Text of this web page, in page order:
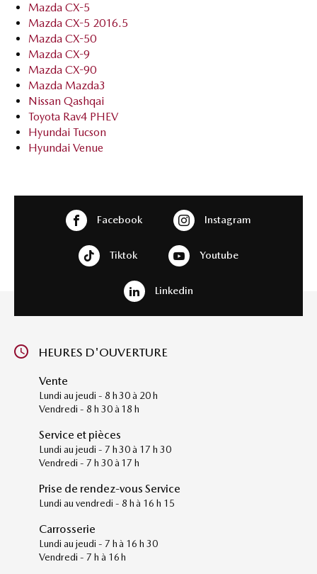
Mazda CX-5
Mazda CX-5 2016.5
Mazda CX-50
Mazda CX-9
Mazda CX-90
Mazda Mazda3
Nissan Qashqai
Toyota Rav4 PHEV
Hyundai Tucson
Hyundai Venue
Facebook Instagram
Tiktok Youtube
Linkedin
HEURES D'OUVERTURE
Vente
Lundi au jeudi - 8 h 30 à 20 h
Vendredi - 8 h 30 à 18 h
Service et pièces
Lundi au jeudi - 7 h 30 à 17 h 30
Vendredi - 7 h 30 à 17 h
Prise de rendez-vous Service
Lundi au vendredi - 8 h à 16 h 15
Carrosserie
Lundi au jeudi - 7 h à 16 h 30
Vendredi - 7 h à 16 h